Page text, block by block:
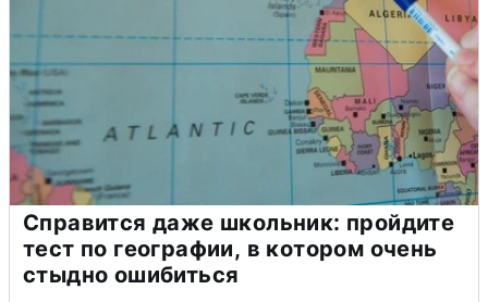
Справится даже школьник: пройдите
тест по географии, в котором очень
стыдно ошибиться